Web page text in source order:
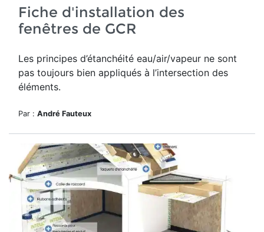
Fiche d'installation des
fenêtres de GCR
Les principes d’étanchéité eau/air/vapeur ne sont
pas toujours bien appliqués à l’intersection des
éléments.
Par : André Fauteux